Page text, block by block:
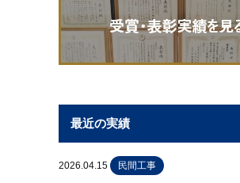
最近の実績
2026.04.15 民間工事